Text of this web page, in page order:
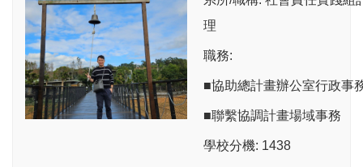
理
職務:
■協助總計畫辦公室行政事
■聯繫協調計畫場域事務
學校分機: 1438